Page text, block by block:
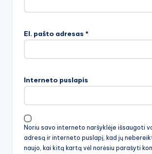
El. pašto adresas *
Interneto puslapis
Noriu savo interneto naršyklėje išsaugoti
adresą ir interneto puslapį, kad jų
naujo, kai kitą kartą vėl norėsiu parašyti